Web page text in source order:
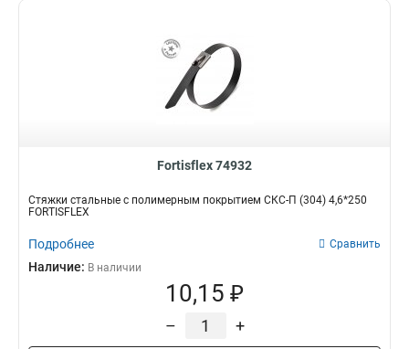
Fortisflex 74932
Стяжки стальные с полимерным покрытием СКС-П (304) 4,6*250
FORTISFLEX
Подробнее Сравнить
Наличие: В наличии
10,15 ₽
– +